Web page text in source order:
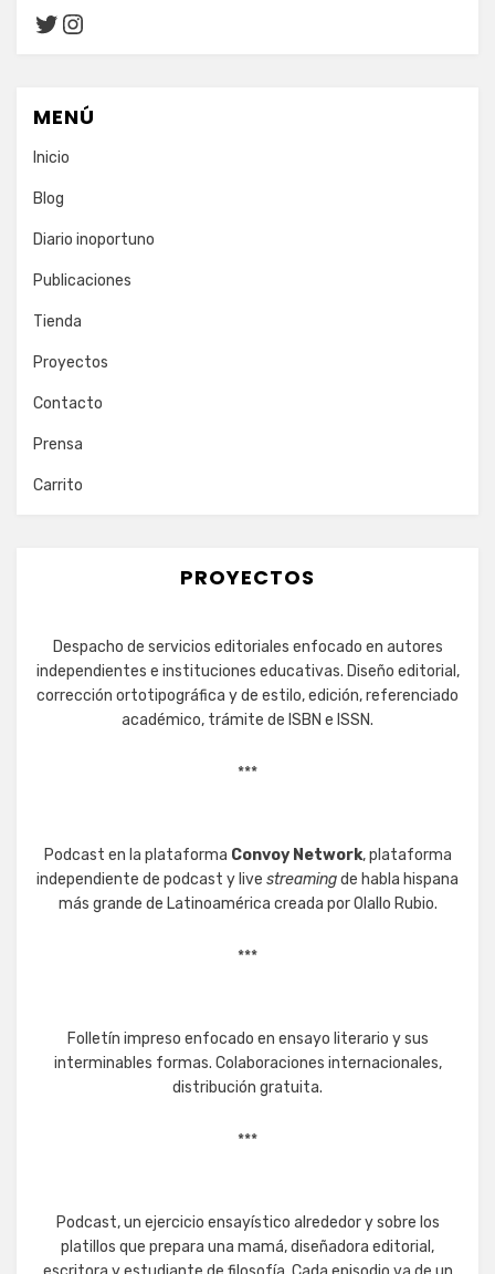
Twitter
Instagram
MENÚ
Inicio
Blog
Diario inoportuno
Publicaciones
Tienda
Proyectos
Contacto
Prensa
Carrito
PROYECTOS
Despacho de servicios editoriales enfocado en autores
independientes e instituciones educativas. Diseño editorial,
corrección ortotipográfica y de estilo, edición, referenciado
académico, trámite de ISBN e ISSN.
***
Podcast en la plataforma Convoy Network, plataforma
independiente de podcast y live streamingde habla hispana
más grande de Latinoamérica creada por Olallo Rubio.
***
Folletín impreso enfocado en ensayo literario y sus
interminables formas. Colaboraciones internacionales,
distribución gratuita.
***
Podcast, un ejercicio ensayístico alrededor y sobre los
platillos que prepara una mamá, diseñadora editorial,